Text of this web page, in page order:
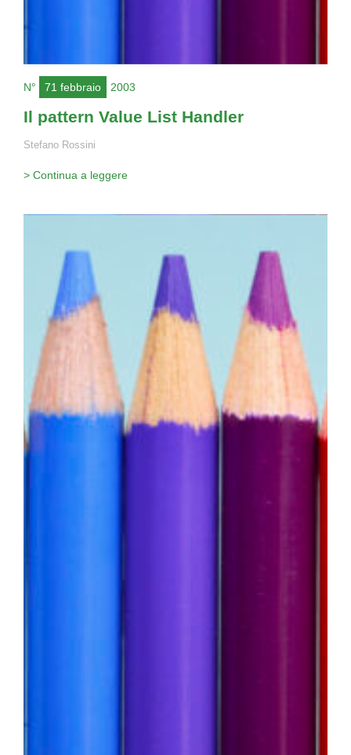
N° 71 febbraio 2003
Il pattern Value List Handler
Stefano Rossini
> Continua a leggere